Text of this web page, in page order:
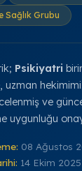
Sağlık Grubu
Psikiyatri
uzman
ve
uygunluğu
08 Ağustos
14 Ekim